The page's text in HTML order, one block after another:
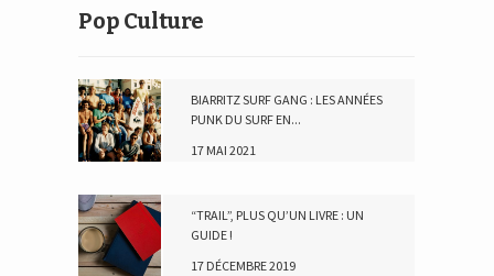
Pop Culture
BIARRITZ SURF GANG : LES ANNÉES
PUNK DU SURF EN...
17 MAI 2021
“TRAIL”, PLUS QU’UN LIVRE : UN
GUIDE !
17 DÉCEMBRE 2019